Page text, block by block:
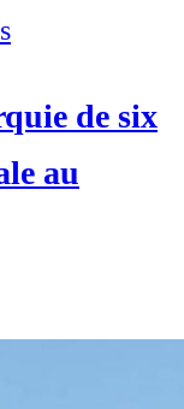
de six
au